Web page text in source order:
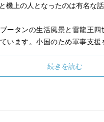
機上の人となったのは有名な話
ータンの生活風景と雷龍王四
います。小国のため軍事支援
なパートナーに引き上げること
かけて少しずつ実行。これ
わった」と退任を決意された
龍王五世は新婚旅行で来日）
続きを読む